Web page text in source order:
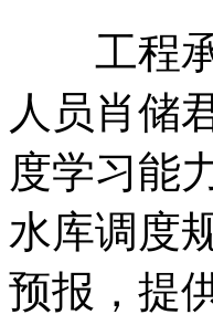
工程承
人员肖储
度学习能
水库调度
预报，提